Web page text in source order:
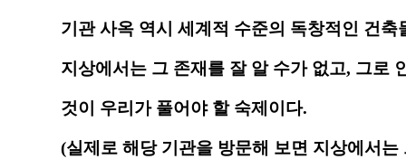
기관 사옥 역시 세계적 수준의 독창적인 건
지상에서는 그 존재를 잘 알 수가 없고, 그로
것이 우리가 풀어야 할 숙제이다.
(실제로 해당 기관을 방문해 보면 지상에서